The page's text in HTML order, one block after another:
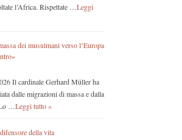
l’Africa. Rispettate … Leggi
dei musulmani verso l’Europa
Il cardinale Gerhard Müller ha
dalle migrazioni di massa e dalla
… Leggi tutto »
della vita